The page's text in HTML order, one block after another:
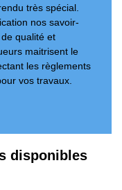
très spécial.
nos savoir-
qualité et
maitrisent le
les règlements
vos travaux.
disponibles